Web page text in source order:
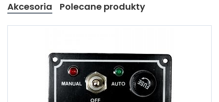
Akcesoria Polecane produkty